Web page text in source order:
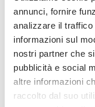
annunci, fornire
analizzare il
informazioni sul
nostri partner che
pubblicità e social
altre informazioni
raccolto dal suo